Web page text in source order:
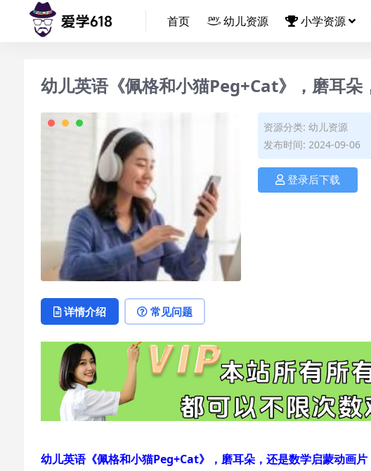
首页 幼儿资源 小学资源
幼儿英语《佩格和小猫Peg+Cat》，磨耳朵
资源分类: 幼儿资源
发布时间: 2024-09-06
登录后下载
详情介绍 常见问题
幼儿英语《佩格和小猫Peg+Cat》，磨耳朵，还是数学启蒙动画片